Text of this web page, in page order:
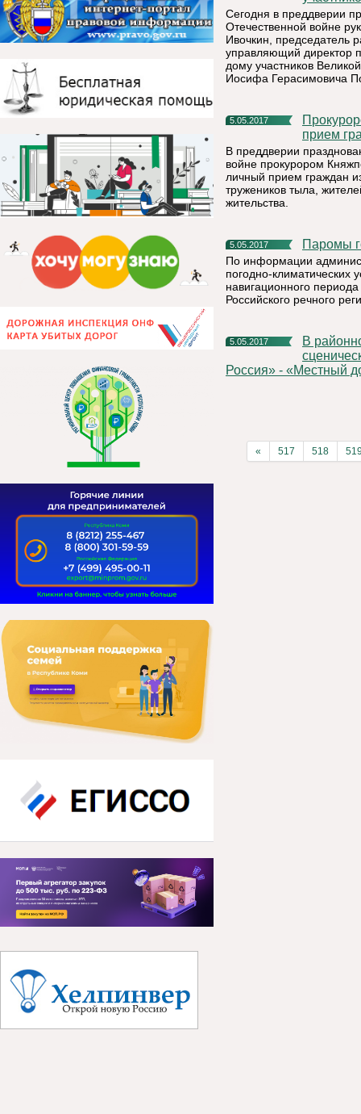
Сегодня в преддверии
Отечественной войне
Ивочкин, председатель
управляющий директор
дому участников
Иосифа Герасимовича
5.05.2017
Прокурором Княжпогостского района проведен выездной
прием
В преддверии
войне прокурором
личный прием граждан
тружеников тыла,
жительства.
5.05.2017 Паромы
По информации
погодно-
навигационного
Российского речного
5.05.2017
В районном доме культуры г. Емва определили поставщика
Россия» - «Местный
« 517 518